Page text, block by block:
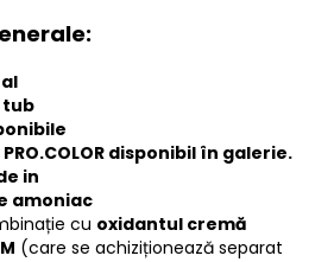
tub
disponibil în galerie.
in
amoniac
cu oxidantul cremă
(care se achiziționează separat